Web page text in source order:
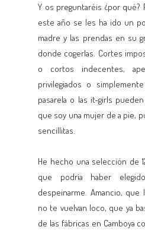
Y os preguntaréis ¿por qué?
este año se les ha ido un
madre y las prendas en su
donde cogerlas. Cortes
o cortos indecentes,
privilegiados o
pasarela o las it-girls
que soy una mujer de a pie,
sencillitas.
He hecho una selección de
que podría haber
despeinarme. Amancio,
no te vuelvan loco, que ya
de las fábricas en Camboya